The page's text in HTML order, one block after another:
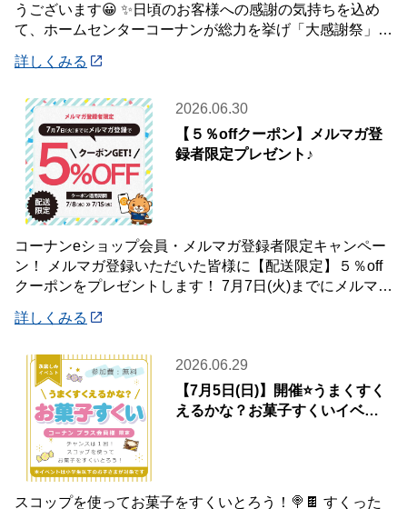
うございます😀 ✨日頃のお客様への感謝の気持ちを込め
て、ホームセンターコーナンが総力を挙げ「大感謝祭」を
詳しくみる
2026.06.30
【５％offクーポン】メルマガ登
録者限定プレゼント♪
コーナンeショップ会員・メルマガ登録者限定キャンペー
ン！ メルマガ登録いただいた皆様に【配送限定】５％off
クーポンをプレゼントします！ 7月7日(火)までにメルマガ
詳しくみる
2026.06.29
【7月5日(日)】開催⭐️うまくすく
えるかな？お菓子すくいイベン
スコップを使ってお菓子をすくいとろう！🍭🍫 すくった